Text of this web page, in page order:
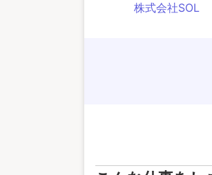
株式会社SOL